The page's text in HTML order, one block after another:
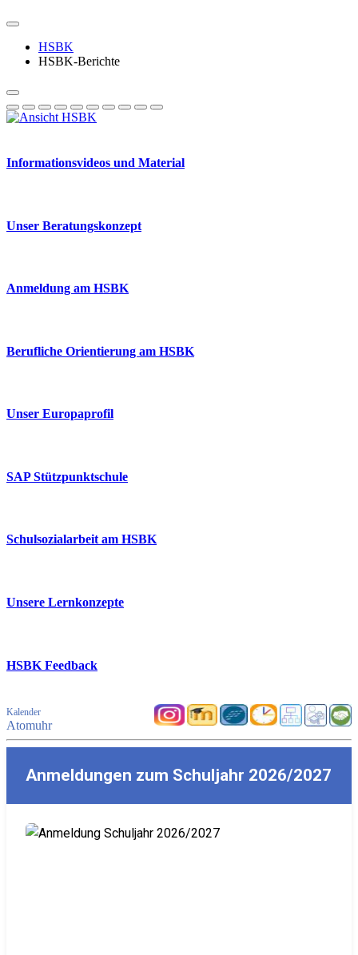
HSBK
HSBK-Berichte
Informationsvideos und Material
Unser Beratungskonzept
Anmeldung am HSBK
Berufliche Orientierung am HSBK
Unser Europaprofil
SAP Stützpunktschule
Schulsozialarbeit am HSBK
Unsere Lernkonzepte
HSBK Feedback
Kalender
Atomuhr
Anmeldungen zum Schuljahr 2026/2027